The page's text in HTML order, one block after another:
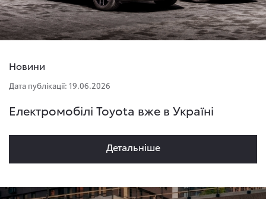
Новини
Дата публікації: 19.06.2026
Електромобілі Toyota вже в Україні
Детальнiше